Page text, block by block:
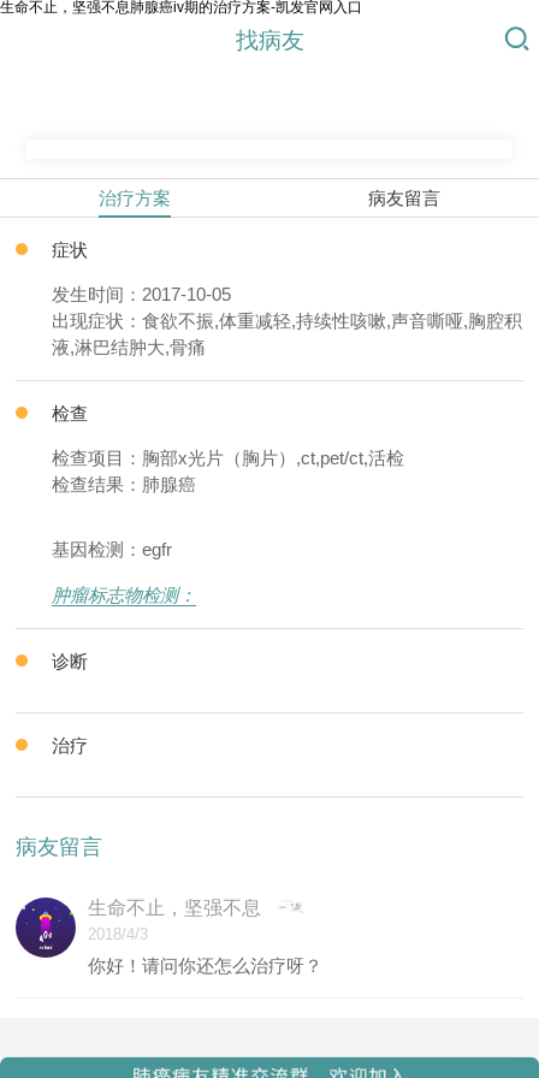
生命不止，坚强不息肺腺癌iv期的治疗方案-凯发官网入口
找病友
治疗方案 病友留言
症状
发生时间：2017-10-05
出现症状：食欲不振,体重减轻,持续性咳嗽,声音嘶哑,胸腔积
液,淋巴结肿大,骨痛
检查
检查项目：胸部x光片（胸片）,ct,pet/ct,活检
检查结果：肺腺癌
基因检测：egfr
肿瘤标志物检测：
诊断
治疗
病友留言
生命不止，坚强不息
2018/4/3
你好！请问你还怎么治疗呀？